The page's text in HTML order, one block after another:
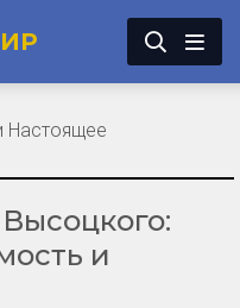
и
Настоящее